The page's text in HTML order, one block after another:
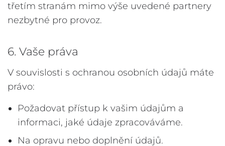
třetím stranám mimo výše uvedené partnery
nezbytné pro provoz.
6. Vaše práva
V souvislosti s ochranou osobních údajů máte
právo:
Požadovat přístup k vašim údajům a
informaci, jaké údaje zpracováváme.
Na opravu nebo doplnění údajů.